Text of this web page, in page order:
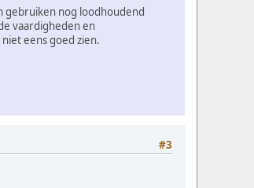
gebruiken nog loodhoudend
vaardigheden en
eens goed zien.
#3